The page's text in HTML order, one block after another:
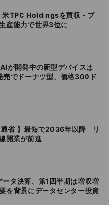
米TPC Holdingsを買収 - ブ
産能力で世界3位に
売でドーナツ型、価格300ド
通省 】最短で2036年以降 リ
開業が前進
を背景にデータセンター投資